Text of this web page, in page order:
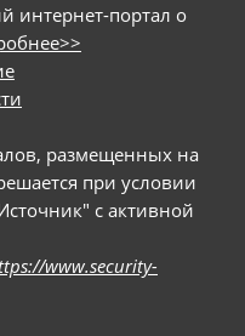
интернет-портал о
размещенных на
при условии
с активной
www.security-